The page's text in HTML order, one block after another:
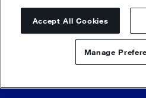
(EN)
Accept All Cookies
Manage